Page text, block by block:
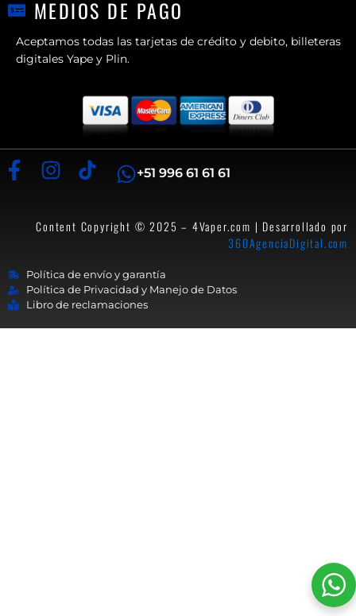
MEDIOS DE PAGO
Aceptamos todas las tarjetas de crédito y debito, billeteras
digitales Yape y Plin.
+51 996 61 61 61
Content Copyright © 2025 – 4Vaper.com | Desarrollado por
360AgenciaDigital.com
Política de envío y garantía
Política de Privacidad y Manejo de Datos
Libro de reclamaciones